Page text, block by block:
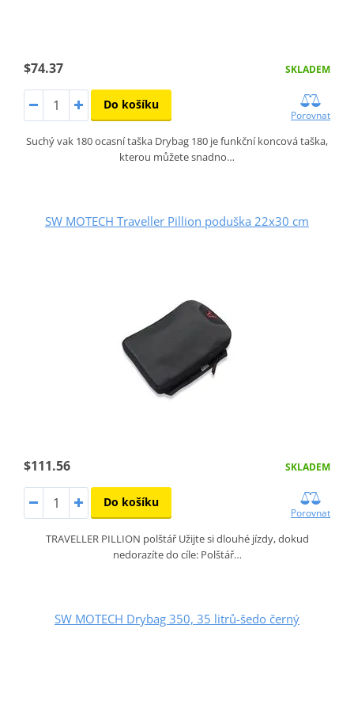
$74.37 SKLADEM
Do košíku
Porovnat
Suchý vak 180 ocasní taška Drybag 180 je funkční koncová taška,
kterou můžete snadno…
SW MOTECH Traveller Pillion poduška 22x30 cm
$111.56 SKLADEM
Do košíku
Porovnat
TRAVELLER PILLION polštář Užijte si dlouhé jízdy, dokud
nedorazíte do cíle: Polštář…
SW MOTECH Drybag 350, 35 litrů-šedo černý